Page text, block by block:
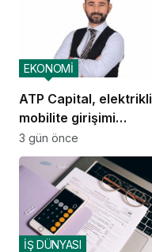
ATP Capital, elektrikli
mobilite girişimi
Voltivo’yu kuruyor
EKONOMİ
3 gün önce
İŞ DÜNYASI